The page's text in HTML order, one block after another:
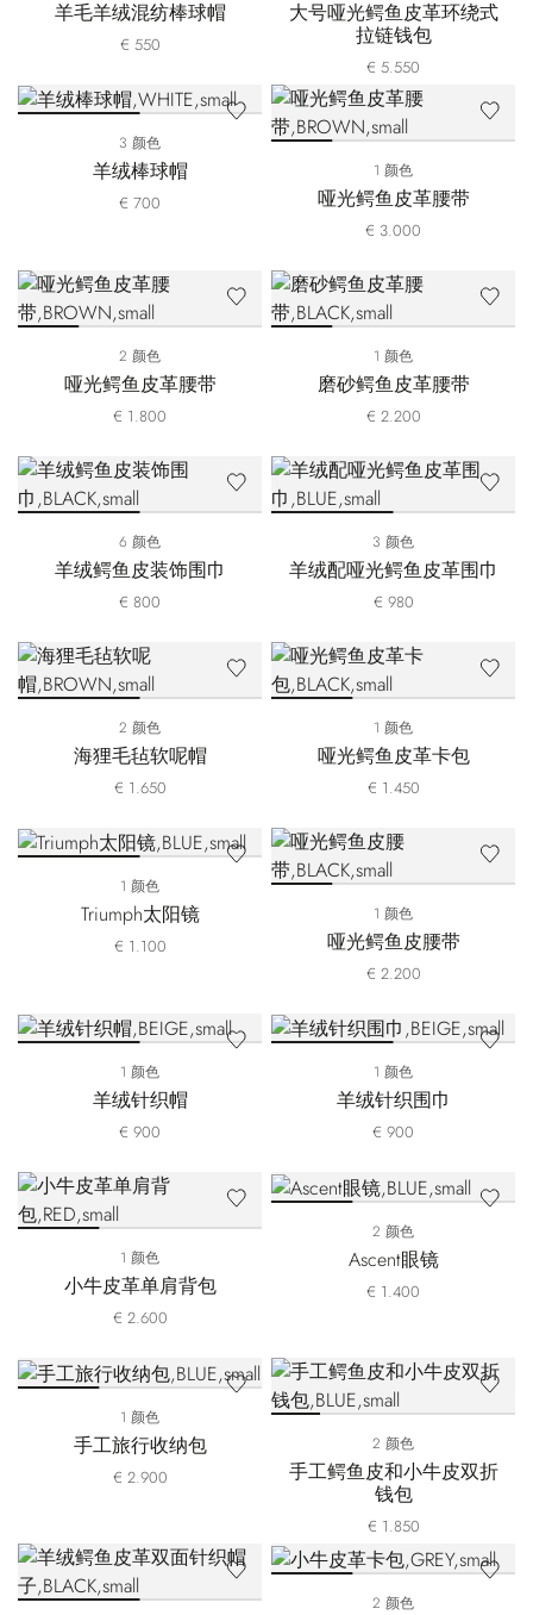
羊毛羊绒混纺棒球帽
€ 550
大号哑光鳄鱼皮革环绕式
拉链钱包
€ 5.550
3 颜色
羊绒棒球帽
€ 700
1 颜色
哑光鳄鱼皮革腰带
€ 3.000
2 颜色
哑光鳄鱼皮革腰带
€ 1.800
1 颜色
磨砂鳄鱼皮革腰带
€ 2.200
6 颜色
羊绒鳄鱼皮装饰围巾
€ 800
3 颜色
羊绒配哑光鳄鱼皮革围巾
€ 980
2 颜色
海狸毛毡软呢帽
€ 1.650
1 颜色
哑光鳄鱼皮革卡包
€ 1.450
1 颜色
Triumph太阳镜
€ 1.100
1 颜色
哑光鳄鱼皮腰带
€ 2.200
1 颜色
羊绒针织帽
€ 900
1 颜色
羊绒针织围巾
€ 900
1 颜色
小牛皮革单肩背包
€ 2.600
2 颜色
Ascent眼镜
€ 1.400
1 颜色
手工旅行收纳包
€ 2.900
2 颜色
手工鳄鱼皮和小牛皮双折
钱包
€ 1.850
2 颜色